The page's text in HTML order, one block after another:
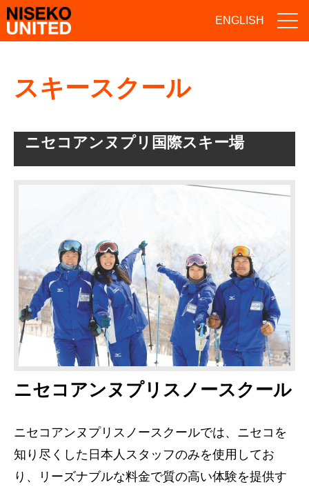
ENGLISH
スキースクール
ニセコアンヌプリ国際スキー場
ニセコアンヌプリスノースクール
ニセコアンヌプリスノースクールでは、ニセコを
知り尽くした日本人スタッフのみを使用してお
り、リーズナブルな料金で質の高い体験を提供す